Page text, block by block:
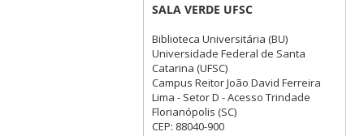
SALA VERDE UFSC
Biblioteca Universitária (BU)
Universidade Federal de Santa
Catarina (UFSC)
Campus Reitor João David Ferreira
Lima - Setor D - Acesso Trindade
Florianópolis (SC)
CEP: 88040-900